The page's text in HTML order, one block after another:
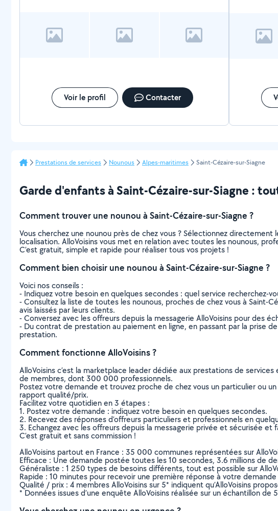
Voir le profil Contacter
Prestations de services Nounous Alpes-maritimes Saint-Cézaire-sur-Siagne
Garde d'enfants à Saint-Cézaire-sur-Siagne :
Comment trouver une nounou à Saint-Cézaire-sur-Siagne ?
Vous cherchez une nounou près de chez vous ? Sélectionnez
localisation. AlloVoisins vous met en relation avec toutes les nounous,
C’est gratuit, simple et rapide pour réaliser tous vos projets !
Comment bien choisir une nounou à Saint-Cézaire-sur-Siagne ?
Voici nos conseils :
- Indiquez votre besoin en quelques secondes : quel service recherchez-
- Consultez la liste de toutes les nounous, proches de chez vous à Saint-
avis laissés par leurs clients.
- Conversez avec les offreurs depuis la messagerie AlloVoisins pour des
- Du contrat de prestation au paiement en ligne, en passant par la prise
prestation.
Comment fonctionne AlloVoisins ?
AlloVoisins c’est la marketplace leader dédiée aux prestations de
de membres, dont 300 000 professionnels.
Postez votre demande et trouvez proche de chez vous un particulier ou
rapport qualité/prix.
Facilitez votre quotidien en 3 étapes :
1. Postez votre demande : indiquez votre besoin en quelques secondes.
2. Recevez des réponses d’offreurs particuliers et professionnels en
3. Echangez avec les offreurs depuis la messagerie privée et sécurisée et
C’est gratuit et sans commission !
AlloVoisins partout en France : 35 000 communes représentées sur
Efficace : Une demande postée toutes les 10 secondes, 3.6 millions de
Généraliste : 1 250 types de besoins différents, tout est possible sur
Rapide : 10 minutes pour recevoir une première réponse à votre demande
Qualité / prix : 4 membres AlloVoisins sur 5* indiquent qu’AlloVoisins
* Données issues d’une enquête AlloVoisins réalisée sur un échantillon